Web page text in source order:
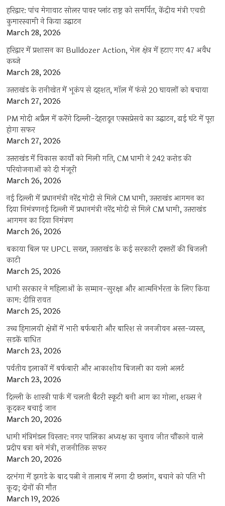
हरिद्वार: पांच मेगावाट सोलर पावर प्लांट राष्ट्र को समर्पित, केंद्रीय मंत्री एचडी
कुमारस्वामी ने किया उद्घाटन
March 28, 2026
हरिद्वार में प्रशासन का Bulldozer Action, भेल क्षेत्र में हटाए गए 47 अवैध
कब्जे
March 28, 2026
उत्तराखंड के रानीखेत में भूकंप से दहशत, मॉल में फंसे 20 घायलों को बचाया
March 27, 2026
PM मोदी अप्रैल में करेंगे दिल्ली-देहरादून एक्सप्रेसवे का उद्घाटन, ढाई घंटे में पूरा
होगा सफर
March 27, 2026
उत्तराखंड में विकास कार्यों को मिली गति, CM धामी ने 242 करोड़ की
परियोजनाओं को दी मंजूरी
March 26, 2026
नई दिल्ली में प्रधानमंत्री नरेंद्र मोदी से मिले CM धामी, उत्तराखंड आगमन का
दिया निमंत्रणनई दिल्ली में प्रधानमंत्री नरेंद्र मोदी से मिले CM धामी, उत्तराखंड
आगमन का दिया निमंत्रण
March 26, 2026
बकाया बिल पर UPCL सख्त, उत्तराखंड के कई सरकारी दफ्तरों की बिजली
काटी
March 25, 2026
धामी सरकार ने महिलाओं के सम्मान-सुरक्षा और आत्मनिर्भरता के लिए किया
काम: दीप्ति रावत
March 25, 2026
उच्च हिमालयी क्षेत्रों में भारी बर्फबारी और बारिश से जनजीवन अस्त-व्यस्त,
सड़कें बाधित
March 23, 2026
पर्वतीय इलाकों में बर्फबारी और आकाशीय बिजली का यलो अलर्ट
March 23, 2026
दिल्ली के शास्त्री पार्क में चलती बैटरी स्कूटी बनी आग का गोला, शख्स ने
कूदकर बचाई जान
March 20, 2026
धामी मंत्रिमंडल विस्तार: नगर पालिका अध्यक्ष का चुनाव जीत चौंकाने वाले
प्रदीप बत्रा बने मंत्री, राजनीतिक सफर
March 20, 2026
दरभंगा में झगड़े के बाद पत्नी ने तालाब में लगा दी छलांग, बचाने को पति भी
कूदा; दोनों की मौत
March 19, 2026